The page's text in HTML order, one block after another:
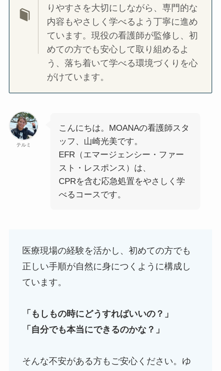
りやすさを大切にしながら、専門的な
内容もやさしく学べるよう丁寧に進め
ています。現役の看護師が監修し、初
めての方でも安心して取り組めるよ
う、落ち着いて学べる環境づくりを心
がけています。
テルミ
こんにちは。MOANAの看護師スタ
ッフ、山崎光美です。
EFR（エマージェンシー・ファー
スト・レスポンス）は、
CPRを含む応急処置をやさしく学
べるコースです。
医療現場の経験を活かし、初めての方でも
正しい手順が自然に身につくように構成し
ています。
「もしもの時にどうすればいいの？」
「自分でも本当にできるのかな？」
そんな不安がある方もご安心ください。ゆ